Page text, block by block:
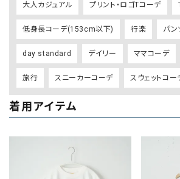
大人カジュアル プリント・ロゴTコーデ
低身長コーデ(153cm以下) 行楽 パン
day standard デイリー ママコーデ
旅行 スニーカーコーデ スウェットコー
着用アイテム